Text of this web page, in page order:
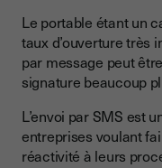
Le portable étant un
taux d’ouverture très
par message peut
signature beaucoup
L’envoi par SMS est
entreprises voulant
réactivité à leurs